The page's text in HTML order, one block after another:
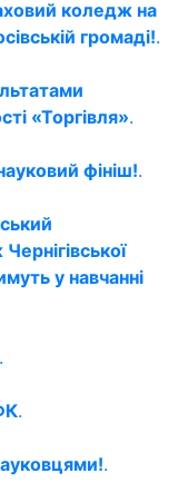
коледж на
громаді!.
«Торгівля».
фініш!.
у навчанні
.
.
.